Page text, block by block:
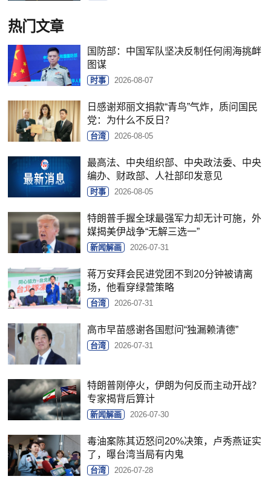
热门文章
国防部：中国军队坚决反制任何闹海挑衅
图谋
时事 2026-08-07
日感谢郑丽文捐款“青鸟”气炸，质问国民
党：为什么不反日？
台湾 2026-08-05
最高法、中央组织部、中央政法委、中央
编办、财政部、人社部印发意见
时事 2026-08-05
特朗普手握全球最强军力却无计可施，外
媒揭美伊战争“无解三选一”
新闻解画 2026-07-31
蒋万安拜会民进党团不到20分钟被请离
场，他看穿绿营策略
台湾 2026-07-31
高市早苗感谢各国慰问“独漏赖清德”
台湾 2026-07-31
特朗普刚停火，伊朗为何反而主动开战？
专家揭背后算计
新闻解画 2026-07-30
毒油案陈其迈怒问20%决策，卢秀燕证实
了，曝台湾当局有内鬼
台湾 2026-07-28